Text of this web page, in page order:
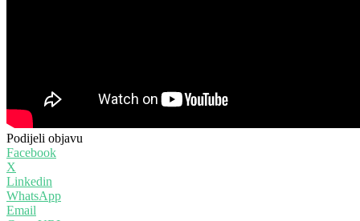
Podijeli objavu
Facebook
X
Linkedin
WhatsApp
Email